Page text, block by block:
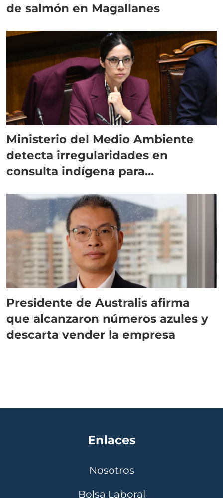
de salmón en Magallanes
Ministerio del Medio Ambiente
detecta irregularidades en
consulta indígena para
Presidente de Australis afirma
que alcanzaron números azules y
descarta vender la empresa
Enlaces
Nosotros
Bolsa Laboral